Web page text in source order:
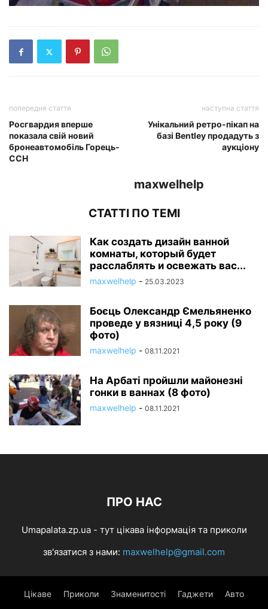
попередня стаття
Росгвардия вперше
показала свій новий
бронеавтомобіль Горець-
ССН
наступна стаття
Унікальний ретро-пікап на
базі Bentley продадуть з
аукціону
maxwelhelp
СТАТТІ ПО ТЕМІ
Как создать дизайн ванной
комнаты, который будет
расслаблять и освежать вас...
maxwelhelp - 25.03.2023
Боєць Олександр Ємельяненко
проведе у вязниці 4,5 року (9
фото)
maxwelhelp - 08.11.2021
На Арбаті пройшли майонезні
гонки в ваннах (8 фото)
maxwelhelp - 08.11.2021
ПРО НАС
Umapalata.zp.ua - тут цікава інформація та приколи
зв'язатися з нами: maxwelhelp@gmail.com
Цікаве Приколи Знаменитості Гаджети Авто